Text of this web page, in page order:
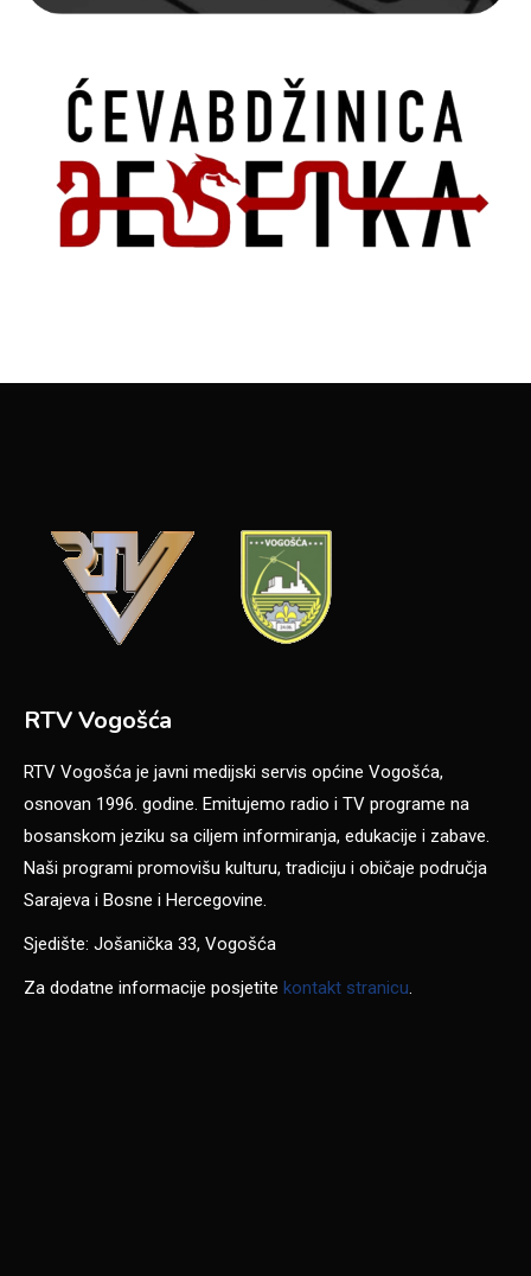
RTV Vogošća
RTV Vogošća je javni medijski servis općine Vogošća,
osnovan 1996. godine. Emitujemo radio i TV programe na
bosanskom jeziku sa ciljem informiranja, edukacije i zabave.
Naši programi promovišu kulturu, tradiciju i običaje područja
Sarajeva i Bosne i Hercegovine.
Sjedište: Jošanička 33, Vogošća
Za dodatne informacije posjetite kontakt stranicu.